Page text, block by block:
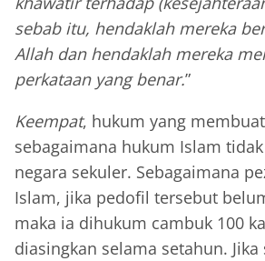
sebab itu, hendaklah mereka
Allah dan hendaklah mereka
perkataan yang benar.”
Keempat, hukum yang
sebagaimana hukum Islam
negara sekuler. Sebagaimana
Islam, jika pedofil tersebut
maka ia dihukum cambuk 100
diasingkan selama setahun.